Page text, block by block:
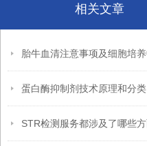
相关文章
蛋白酶抑制剂技术原理和分类